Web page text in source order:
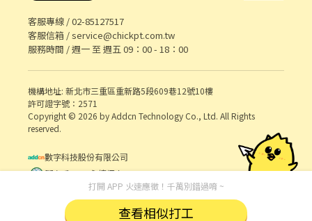
客服專線 /02-85127517
客服信箱 /service@chickpt.com.tw
服務時間 / 週一 至 週五 09：00 - 18：00
機構地址: 新北市三重區重新路5段609巷12號10樓
許可證字號：2571
Copyright © 2026 by Addcn Technology Co., Ltd. All Rights
reserved.
數字科技股份有限公司
鄧白氏 ESG 永續標章
打開 APP 火速應徵！千萬別錯過唷 ~
查看相似打工